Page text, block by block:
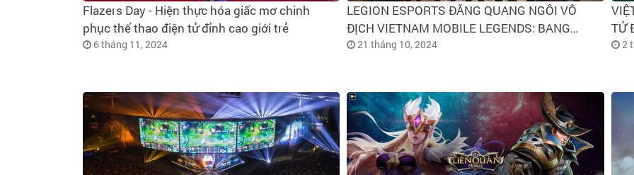
Flazers Day - Hiện thực hóa giấc mơ chinh
phục thể thao điện tử đỉnh cao giới trẻ
6 tháng 11, 2024
LEGION ESPORTS ĐĂNG QUANG NGÔI VÔ
ĐỊCH VIETNAM MOBILE LEGENDS: BANG
BANG CHAMPIONSHIP 2024
21 tháng 10, 2024
TỬ
2